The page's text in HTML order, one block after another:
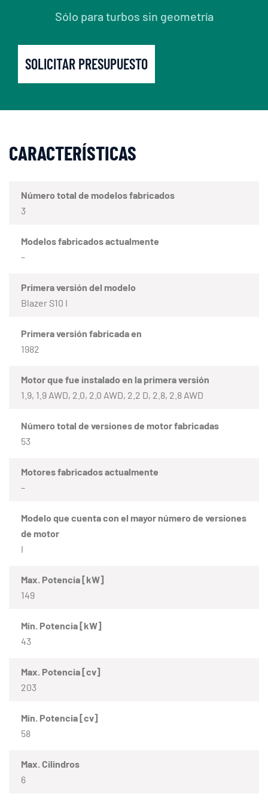
Sólo para turbos sin geometría
SOLICITAR PRESUPUESTO
CARACTERÍSTICAS
Número total de modelos fabricados
3
Modelos fabricados actualmente
–
Primera versión del modelo
Blazer S10 I
Primera versión fabricada en
1982
Motor que fue instalado en la primera versión
1.9, 1.9 AWD, 2.0, 2.0 AWD, 2.2 D, 2.8, 2.8 AWD
Número total de versiones de motor fabricadas
53
Motores fabricados actualmente
–
Modelo que cuenta con el mayor número de versiones
de motor
I
Max. Potencia [kW]
149
Mín. Potencia [kW]
43
Max. Potencia [cv]
203
Mín. Potencia [cv]
58
Max. Cilindros
6